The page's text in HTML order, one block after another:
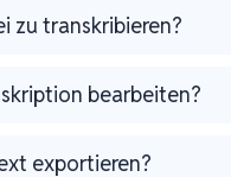
zu transkribieren?
bearbeiten?
exportieren?